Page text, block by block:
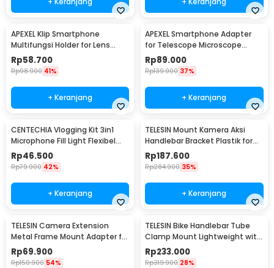
APEXEL Klip Smartphone
Multifungsi Holder for Lens
Telescope 95mm - APL-F001
Rp58.700
Rp98.900 41%
+ Keranjang
APEXEL Smartphone Adapter
for Telescope Microscope
Binocular 95mm - APL-F002
Rp89.000
Rp139.900 37%
+ Keranjang
CENTECHIA Vlogging Kit 3in1
Microphone Fill Light Flexibel
Tripod - AY-49
Rp46.500
Rp79.900 42%
+ Keranjang
TELESIN Mount Kamera Aksi
Handlebar Bracket Plastik for
GoPro DJI - GP-HBM-003
Rp187.600
Rp284.900 35%
+ Keranjang
TELESIN Camera Extension
Metal Frame Mount Adapter for
DJI Pocket 3 - S6-CFR-01
Rp69.900
Rp150.900 54%
TELESIN Bike Handlebar Tube
Clamp Mount Lightweight with
360 Ball Head - S3-HBM-01
Rp233.000
Rp319.900 28%